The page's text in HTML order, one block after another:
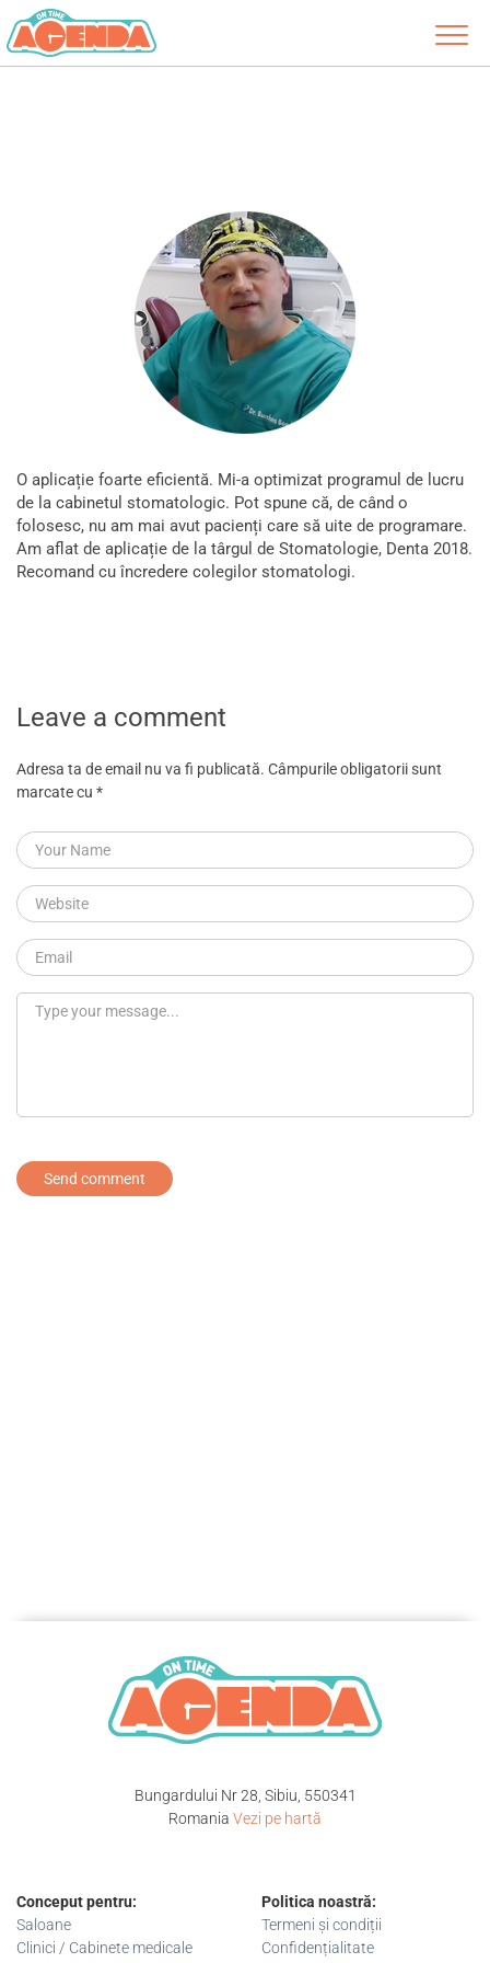
O aplicație foarte eficientă. Mi-a optimizat programul de lucru
de la cabinetul stomatologic. Pot spune că, de când o
folosesc, nu am mai avut pacienți care să uite de programare.
Am aflat de aplicație de la târgul de Stomatologie, Denta 2018.
Recomand cu încredere colegilor stomatologi.
Leave a comment
Adresa ta de email nu va fi publicată. Câmpurile obligatorii sunt
marcate cu *
Bungardului Nr 28, Sibiu, 550341
Romania Vezi pe hartă
Conceput pentru:
Saloane
Clinici / Cabinete medicale
Politica noastră:
Termeni și condiții
Confidențialitate